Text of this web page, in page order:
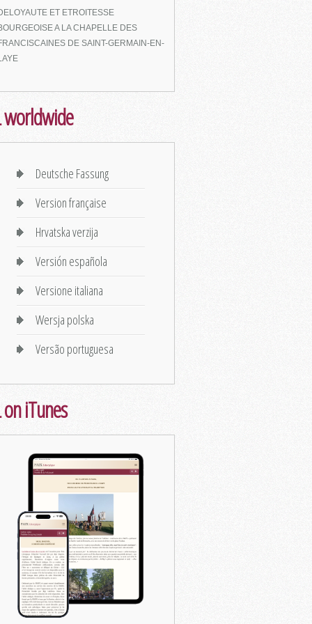
ET ETROITESSE
A LA CHAPELLE DES
DE SAINT-GERMAIN-EN-
worldwide
Deutsche Fassung
Version française
Hrvatska verzija
Versión española
Versione italiana
Wersja polska
Versão portuguesa
iTunes